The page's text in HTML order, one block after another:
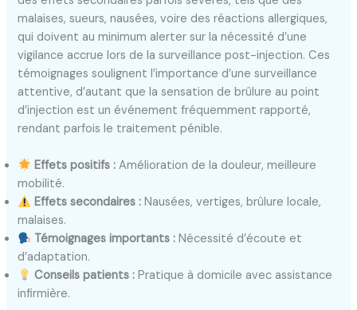
malaises, sueurs, nausées, voire des réactions allergiques,
qui doivent au minimum alerter sur la nécessité d’une
vigilance accrue lors de la surveillance post-injection. Ces
témoignages soulignent l’importance d’une surveillance
attentive, d’autant que la sensation de brûlure au point
d’injection est un événement fréquemment rapporté,
rendant parfois le traitement pénible.
Effets positifs : Amélioration de la douleur, meilleure
mobilité.
Effets secondaires : Nausées, vertiges, brûlure locale,
malaises.
Témoignages importants : Nécessité d’écoute et
d’adaptation.
Conseils patients : Pratique à domicile avec assistance
infirmière.